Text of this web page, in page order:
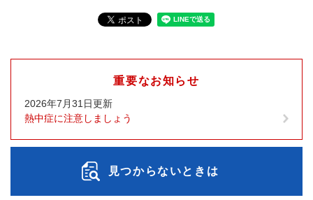
重要なお知らせ
2026年7月31日更新
熱中症に注意しましょう
見つからないときは